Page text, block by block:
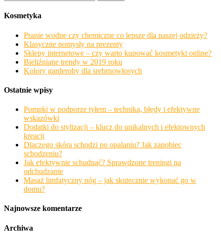
Kosmetyka
Pranie wodne czy chemiczne co lepsze dla naszej odzieży?
Klasyczne pomysły na prezenty
Sklepy internetowe – czy warto kupować kosmetyki online?
Bieliźniane trendy w 2019 roku
Kolory garderoby dla srebrnowłosych
Ostatnie wpisy
Pompki w podporze tyłem – technika, błędy i efektywne
wskazówki
Dodatki do stylizacji – klucz do unikalnych i efektownych
kreacji
Dlaczego skóra schodzi po opalaniu? Jak zapobiec
schodzeniu?
Jak efektywnie schudnąć? Sprawdzone treningi na
odchudzanie
Masaż limfatyczny nóg – jak skutecznie wykonać go w
domu?
Najnowsze komentarze
Archiwa